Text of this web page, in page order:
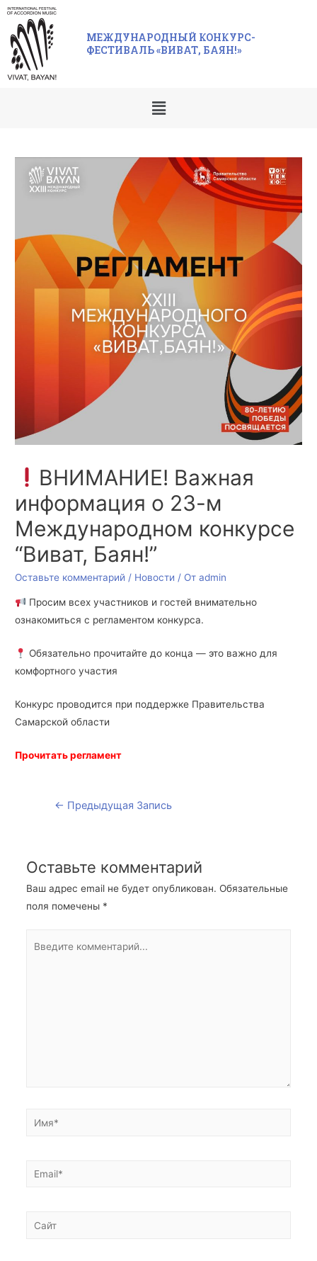
МЕЖДУНАРОДНЫЙ КОНКУРС-
ФЕСТИВАЛЬ «ВИВАТ, БАЯН!»
ВНИМАНИЕ! Важная
информация о 23-м
Международном конкурсе
“Виват, Баян!”
Оставьте комментарий / Новости / От admin
Просим всех участников и гостей внимательно
ознакомиться с регламентом конкурса.
Обязательно прочитайте до конца — это важно для
комфортного участия
Конкурс проводится при поддержке Правительства
Самарской области
Прочитать регламент
← Предыдущая Запись
Оставьте комментарий
Ваш адрес email не будет опубликован. Обязательные
поля помечены *